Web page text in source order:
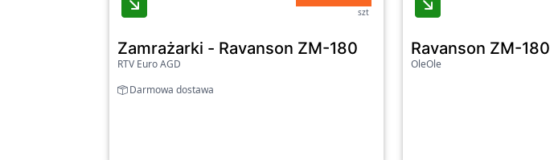
szt
Zamrażarki - Ravanson ZM-180
RTV Euro AGD
Darmowa dostawa
Ravanson ZM-180
OleOle